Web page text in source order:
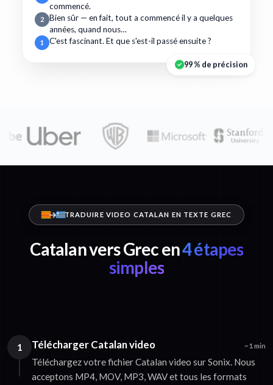
commencé.
2
Bien sûr — en fait, tout a commencé il y a quelques
années, quand nous…
1 C'est fascinant. Et que s'est-il passé ensuite ?
99 % de précision
TRADUIRE VIDEO CATALAN EN TEXTE GREC
Catalan vers Grec en4 étapes
simples
1 Télécharger Catalan video ~1 min
Téléchargez votre fichier Catalan video sur Sonix. Nous
acceptons MP4, MOV, MP3, WAV et tous les formats